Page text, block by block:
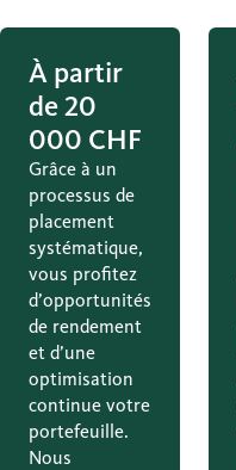
À partir
de 20
000 CHF
Grâce à un
processus de
placement
systématique,
vous profitez
d’opportunités
de rendement
et d’une
optimisation
continue votre
portefeuille.
Nous